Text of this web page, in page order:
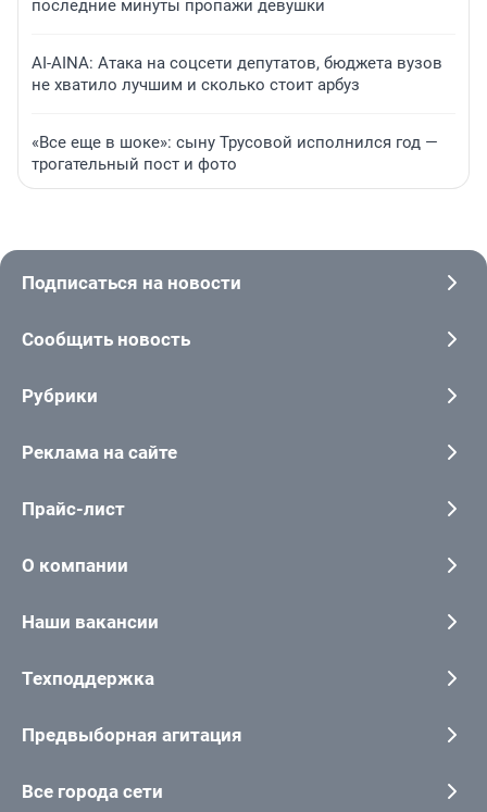
последние минуты пропажи девушки
AI-AINA: Атака на соцсети депутатов, бюджета вузов
не хватило лучшим и сколько стоит арбуз
«Все еще в шоке»: сыну Трусовой исполнился год —
трогательный пост и фото
Подписаться на новости
Сообщить новость
Рубрики
Реклама на сайте
Прайс-лист
О компании
Наши вакансии
Техподдержка
Предвыборная агитация
Все города сети